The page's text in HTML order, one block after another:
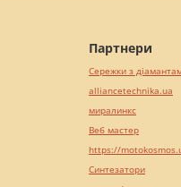
Партнери
Сережки з
alliancetechnika.ua
миралинкс
Веб мастер
https://
Синтезатори